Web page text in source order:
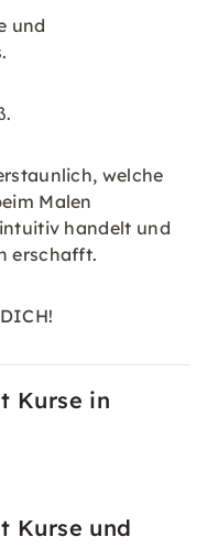
und
welche
Malen
handelt und
erschafft.
Kurse in
Kurse und